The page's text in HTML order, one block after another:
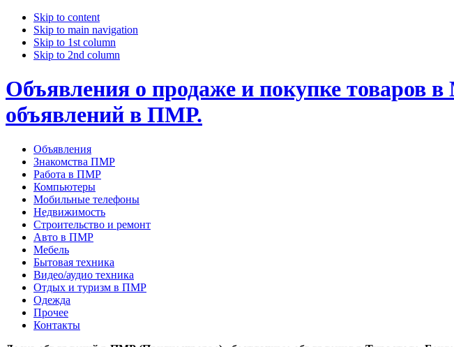
Skip to content
Skip to main navigation
Skip to 1st column
Skip to 2nd column
Объявления о продаже и покупке товаров
объявлений в ПМР.
Объявления
Знакомства ПМР
Работа в ПМР
Компьютеры
Мобильные телефоны
Недвижимость
Строительство и ремонт
Авто в ПМР
Мебель
Бытовая техника
Видео/аудио техника
Отдых и туризм в ПМР
Одежда
Прочее
Контакты